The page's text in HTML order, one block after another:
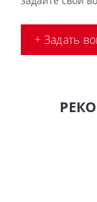
+ Задать